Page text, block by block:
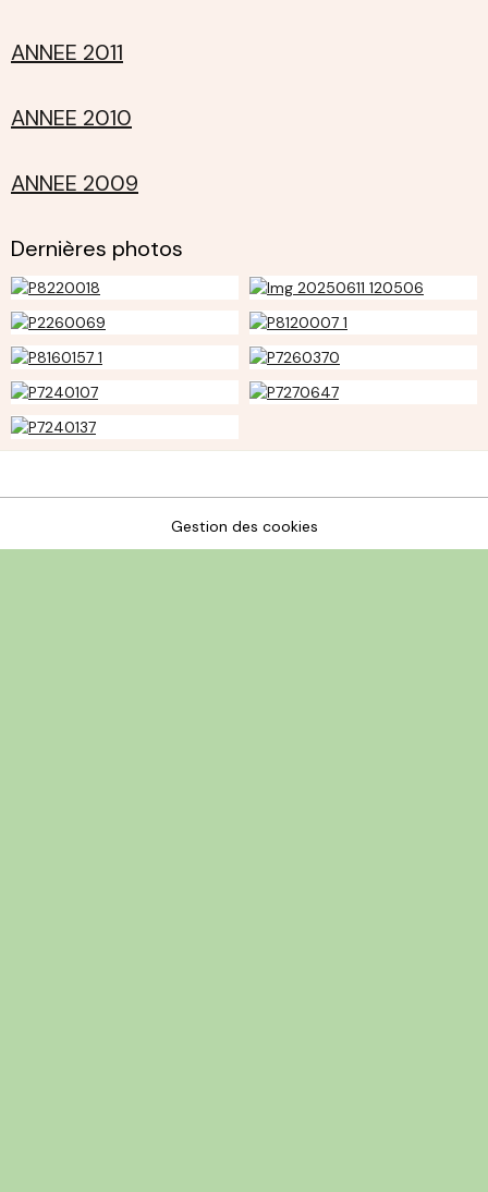
ANNEE 2011
ANNEE 2010
ANNEE 2009
Dernières photos
Gestion des cookies